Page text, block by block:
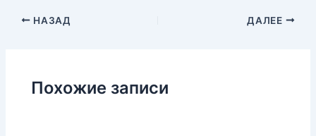
НАЗАД ДАЛЕЕ
Похожие записи